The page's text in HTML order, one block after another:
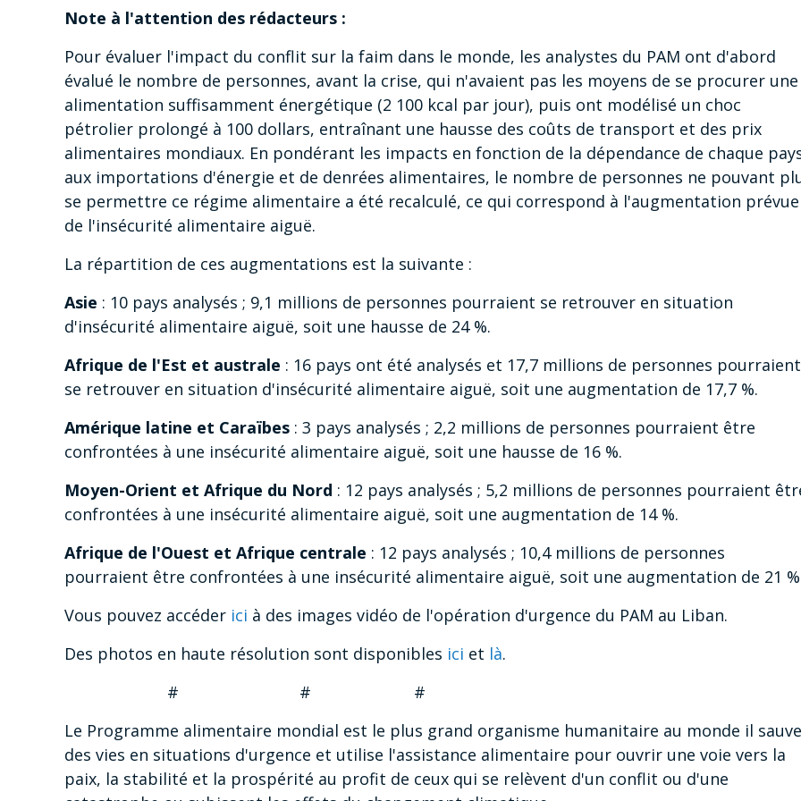
Note à l'attention des rédacteurs :
Pour évaluer l'impact du conflit sur la faim dans le monde, les analystes du PAM ont d'abord
évalué le nombre de personnes, avant la crise, qui n'avaient pas les moyens de se procurer une
alimentation suffisamment énergétique (2 100 kcal par jour), puis ont modélisé un choc
pétrolier prolongé à 100 dollars, entraînant une hausse des coûts de transport et des prix
alimentaires mondiaux. En pondérant les impacts en fonction de la dépendance de chaque
aux importations d'énergie et de denrées alimentaires, le nombre de personnes ne pouvant
se permettre ce régime alimentaire a été recalculé, ce qui correspond à l'augmentation prévue
de l'insécurité alimentaire aiguë.
La répartition de ces augmentations est la suivante :
Asie : 10 pays analysés ; 9,1 millions de personnes pourraient se retrouver en situation
d'insécurité alimentaire aiguë, soit une hausse de 24 %.
Afrique de l'Est et australe : 16 pays ont été analysés et 17,7 millions de personnes pourraient
se retrouver en situation d'insécurité alimentaire aiguë, soit une augmentation de 17,7 %.
Amérique latine et Caraïbes : 3 pays analysés ; 2,2 millions de personnes pourraient être
confrontées à une insécurité alimentaire aiguë, soit une hausse de 16 %.
Moyen-Orient et Afrique du Nord : 12 pays analysés ; 5,2 millions de personnes pourraient
confrontées à une insécurité alimentaire aiguë, soit une augmentation de 14 %.
Afrique de l'Ouest et Afrique centrale : 12 pays analysés ; 10,4 millions de personnes
pourraient être confrontées à une insécurité alimentaire aiguë, soit une augmentation de 21
Vous pouvez accéder ici à des images vidéo de l'opération d'urgence du PAM au Liban.
Des photos en haute résolution sont disponibles ici et là.
# # #
Le Programme alimentaire mondial est le plus grand organisme humanitaire au monde il sauve
des vies en situations d'urgence et utilise l'assistance alimentaire pour ouvrir une voie vers la
paix, la stabilité et la prospérité au profit de ceux qui se relèvent d'un conflit ou d'une